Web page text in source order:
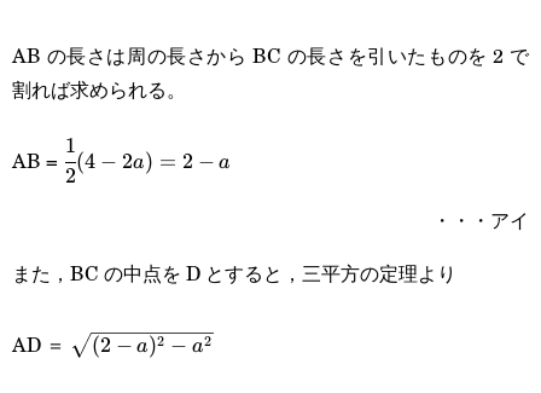
AB の長さは周の長さから BC の長さを引いたものを 2 で
割れば求められる。
AB = \cfrac{1}
{2}(4-
2
1
(4 − 2a) = 2 − a
・・・アイ
また，BC の中点を D とすると，三平方の定理より
AD ＝
\sqrt{(2-
(2 − a)2 − a2